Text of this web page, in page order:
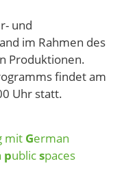
und
im Rahmen des
Produktionen.
findet am
Uhr statt.
mit German
publicspaces